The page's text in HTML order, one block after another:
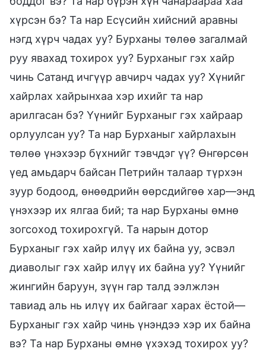
хүрсэн бэ? Та нар Есүсийн хийсний аравны
нэгд хүрч чадах уу? Бурханы төлөө загалмай
руу явахад тохирох уу? Бурханыг гэх хайр
чинь Сатанд ичгүүр авчирч чадах уу? Хүнийг
хайрлах хайрынхаа хэр ихийг та нар
арилгасан бэ? Үүнийг Бурханыг гэх хайраар
орлуулсан уу? Та нар Бурханыг хайрлахын
төлөө үнэхээр бүхнийг тэвчдэг үү? Өнгөрсөн
үед амьдарч байсан Петрийн талаар түрхэн
зуур бодоод, өнөөдрийн өөрсдийгөө хар—энд
үнэхээр их ялгаа бий; та нар Бурханы өмнө
зогсоход тохирохгүй. Та нарын дотор
Бурханыг гэх хайр илүү их байна уу, эсвэл
диаволыг гэх хайр илүү их байна уу? Үүнийг
жингийн баруун, зүүн гар талд ээлжлэн
тавиад аль нь илүү их байгааг харах ёстой—
Бурханыг гэх хайр чинь үнэндээ хэр их байна
вэ? Та нар Бурханы өмнө үхэхэд тохирох уу?